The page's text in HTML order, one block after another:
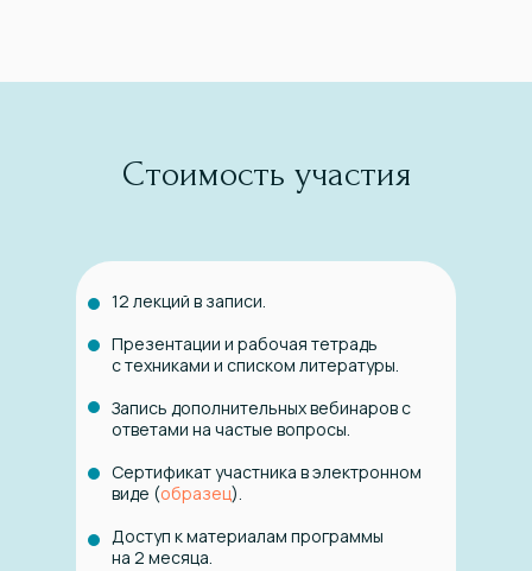
Стоимость участия
12 лекций в записи.
Презентации и рабочая тетрадь
с техниками и списком литературы.
Запись дополнительных вебинаров с
ответами на частые вопросы.
Сертификат участника в электронном
виде (образец).
Доступ к материалам программы
на 2 месяца.